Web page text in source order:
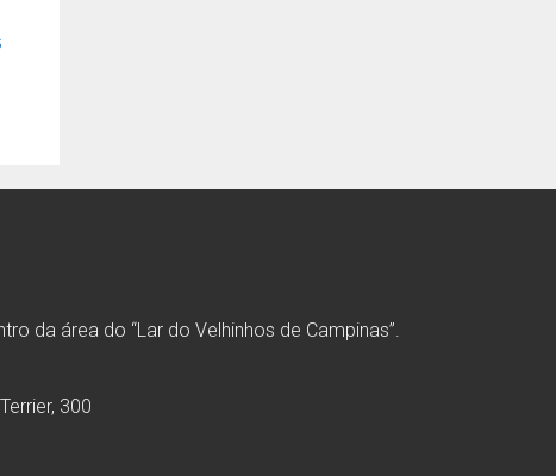
da área do “Lar do Velhinhos de Campinas”.
300